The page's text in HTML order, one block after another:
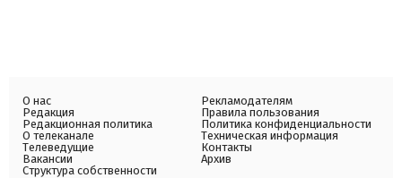
О нас
Редакция
Редакционная политика
О телеканале
Телеведущие
Вакансии
Структура собственности
Рекламодателям
Правила пользования
Политика конфиденциальности
Техническая информация
Контакты
Архив